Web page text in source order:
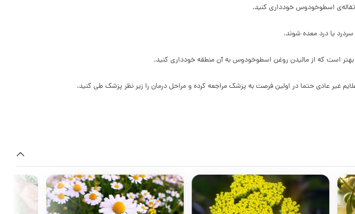
اسطوخودوس خودداری کنید.
یا درد معده شوند.
است که از مالیدن روغن اسطوخودوس به آن منطقه خودداری کنید.
غیر عادی حتما در اولین فرصت به پزشک مراجعه کرده و مراحل درمان را زیر نظر پزشک طی کنید.